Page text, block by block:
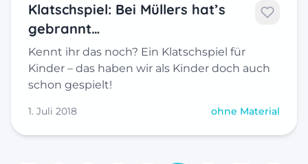
Klatschspiel: Bei Müllers hat’s
gebrannt…
Kennt ihr das noch? Ein Klatschspiel für
Kinder – das haben wir als Kinder doch auch
schon gespielt!
1. Juli 2018 ohne Material